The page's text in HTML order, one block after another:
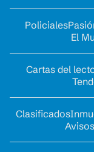
Policiales
El
Cartas del
Clasificados